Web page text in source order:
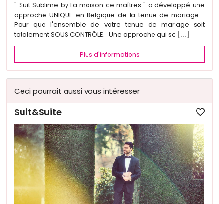
" Suit Sublime by La maison de maîtres " a développé une
approche UNIQUE en Belgique de la tenue de mariage.
Pour que l'ensemble de votre tenue de mariage soit
totalement SOUS CONTRÔLE. Une approche qui se [...]
Plus d'informations
Ceci pourrait aussi vous intéresser
Suit&Suite